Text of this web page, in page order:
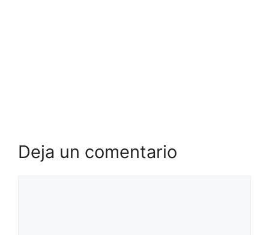
Deja un comentario